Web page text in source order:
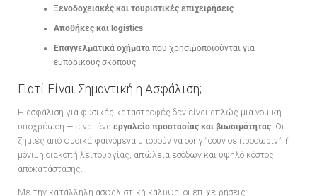
Ξενοδοχειακές και τουριστικές επιχειρήσεις
Αποθήκες και logistics
Επαγγελματικά οχήματαπου χρησιμοποιούνται για
εμπορικούς σκοπούς
Γιατί Είναι Σημαντική η Ασφάλιση;
Η ασφάλιση για φυσικές καταστροφές δεν είναι απλώς μια νομική
υποχρέωση — είναι ένα εργαλείο προστασίας και βιωσιμότητας. Οι
ζημιές από φυσικά φαινόμενα μπορούν να οδηγήσουν σε προσωρινή ή
μόνιμη διακοπή λειτουργίας, απώλεια εσόδων και υψηλό κόστος
αποκατάστασης.
Με την κατάλληλη ασφαλιστική κάλυψη, οι επιχειρήσεις: